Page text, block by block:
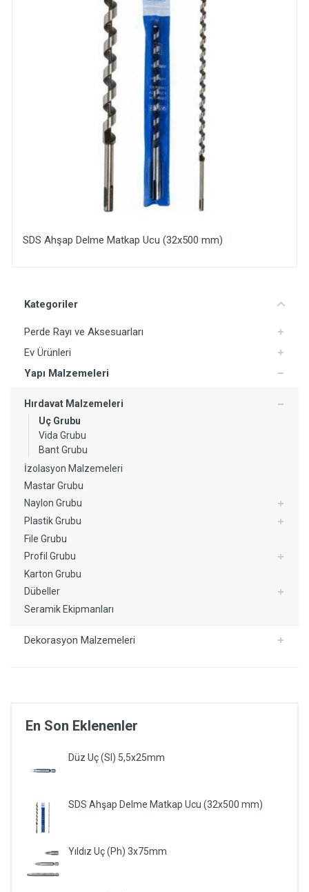
Kategoriler
Perde Rayı ve Aksesuarları
Ev Ürünleri
Yapı Malzemeleri
Hırdavat Malzemeleri
Uç Grubu
Vida Grubu
Bant Grubu
İzolasyon Malzemeleri
Mastar Grubu
Naylon Grubu
Plastik Grubu
File Grubu
Profil Grubu
Karton Grubu
Dübeller
Seramik Ekipmanları
Dekorasyon Malzemeleri
En Son Eklenenler
Düz Uç (Sl) 5,5x25mm
SDS Ahşap Delme Matkap Ucu (32x500 mm)
Yıldız Uç (Ph) 3x75mm
SDS Ahşap Delme Matkap Ucu (32x500 mm)